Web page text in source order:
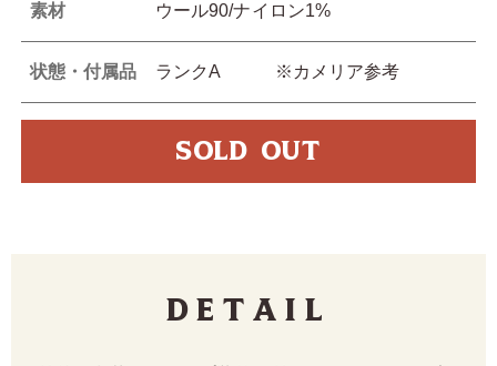
素材 ウール90/ナイロン1%
状態・付属品 ランクA ※カメリア参考
SOLD OUT
Detail